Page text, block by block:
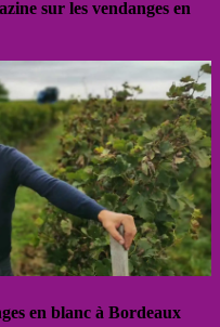
sur les vendanges en
en blanc à Bordeaux